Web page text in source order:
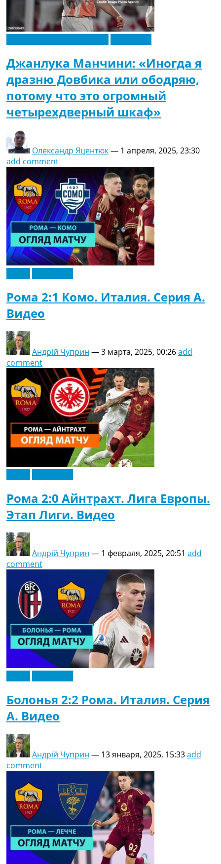
Джанлука Манчини: «Иногда я
дразню Довбика или ободряю,
потому что это огромный
четырехдверный шкаф»
Олександр Яцентюк— 1 апреля, 2025, 23:30
add comment
Рома 2:1 Комо. Италия. Серия A.
Видео
Андрій Чуприн —3 марта, 2025, 00:26add
comment
Рома 2:0 Айнтрахт. Лига Европы.
Этап Лиги. Видео
Андрій Чуприн — 1 февраля, 2025, 20:51 add
comment
Болонья 2:2 Рома. Италия. Серия
A. Видео
Андрій Чуприн — 13 января, 2025, 15:33add
comment